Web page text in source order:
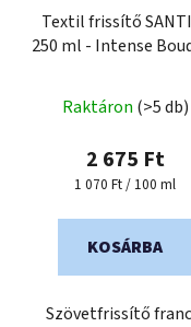
Textil frissítő
250 ml - Intense
Raktáron (>5 db)
2 675 Ft
Egységár:
1 070 Ft / 100 ml
KOSÁRBA
Szövetfrissítő